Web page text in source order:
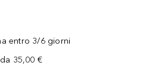
entro 3/6 giorni
35,00 €